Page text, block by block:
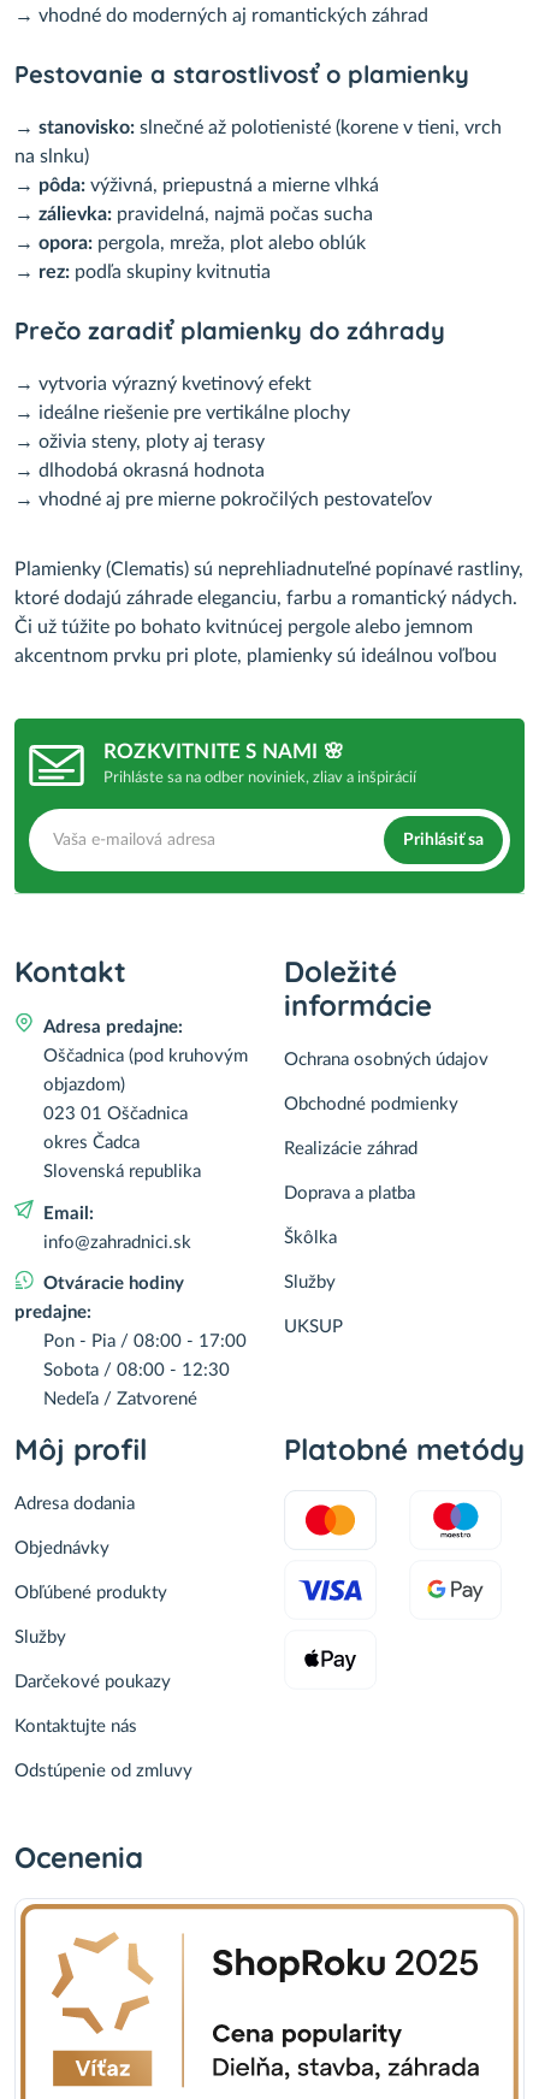
→ vhodné do moderných aj romantických záhrad
Pestovanie a starostlivosť o plamienky
→ stanovisko: slnečné až polotienisté (korene v tieni, vrch
na slnku)
→ pôda: výživná, priepustná a mierne vlhká
→ zálievka: pravidelná, najmä počas sucha
→ opora: pergola, mreža, plot alebo oblúk
→ rez: podľa skupiny kvitnutia
Prečo zaradiť plamienky do záhrady
→ vytvoria výrazný kvetinový efekt
→ ideálne riešenie pre vertikálne plochy
→ oživia steny, ploty aj terasy
→ dlhodobá okrasná hodnota
→ vhodné aj pre mierne pokročilých pestovateľov
Plamienky (Clematis) sú neprehliadnuteľné popínavé rastliny,
ktoré dodajú záhrade eleganciu, farbu a romantický nádych.
Či už túžite po bohato kvitnúcej pergole alebo jemnom
akcentnom prvku pri plote, plamienky sú ideálnou voľbou
ROZKVITNITE S NAMI 🌸
Prihláste sa na odber noviniek, zliav a inšpirácií
Prihlásiť sa
Kontakt
Adresa predajne:
Oščadnica (pod kruhovým
objazdom)
023 01 Oščadnica
okres Čadca
Slovenská republika
Email:
info@zahradnici.sk
Otváracie hodiny
predajne:
Pon - Pia / 08:00 - 17:00
Sobota / 08:00 - 12:30
Nedeľa / Zatvorené
Doležité
informácie
Ochrana osobných údajov
Obchodné podmienky
Realizácie záhrad
Doprava a platba
Škôlka
Služby
UKSUP
Môj profil
Adresa dodania
Objednávky
Obľúbené produkty
Služby
Darčekové poukazy
Kontaktujte nás
Odstúpenie od zmluvy
Platobné metódy
Ocenenia